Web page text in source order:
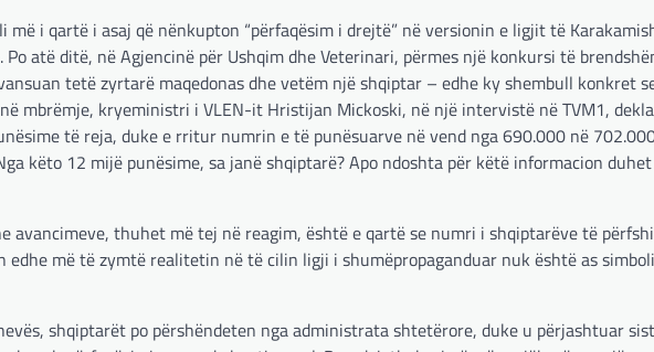
i qartë i asaj që nënkupton “përfaqësim i drejtë” në versionin e ligjit të
atë ditë, në Agjencinë për Ushqim dhe Veterinari, përmes një konkursi të
tetë zyrtarë maqedonas dhe vetëm një shqiptar – edhe ky shembull konkret
mbrëmje, kryeministri i VLEN-it Hristijan Mickoski, në një intervistë në TVM1,
të reja, duke e rritur numrin e të punësuarve në vend nga 690.000 në
këto 12 mijë punësime, sa janë shqiptarë? Apo ndoshta për këtë informacion
avancimeve, thuhet më tej në reagim, është e qartë se numri i shqiptarëve të
edhe më të zymtë realitetin në të cilin ligji i shumëpropaganduar nuk është as
shqiptarët po përshëndeten nga administrata shtetërore, duke u përjashtuar